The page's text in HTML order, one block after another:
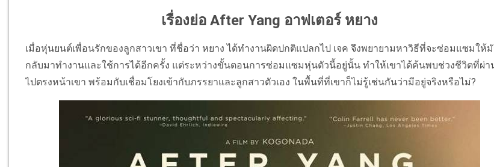
เรื่องย่อ After Yang อาฟเตอร์ หยาง
เมื่อหุ่นยนต์เพื่อนรักของลูกสาวเขา ที่ชื่อว่า หยาง ได้ทำงานผิดปกติแปลกไป เจค จึงพยายามหาวิธีที่จะซ่อมแซมให้
กลับมาทำงานและใช้การได้อีกครั้ง แต่ระหว่างขั้นตอนการซ่อมแซมหุ่นตัวนี้อยู่นั้น ทำให้เขาได้ค้นพบช่วงชีวิตที่ผ่
ไปตรงหน้าเขา พร้อมกับเชื่อมโยงเข้ากับภรรยาและลูกสาวตัวเอง ในพื้นที่ที่เขาก็ไม่รู้เช่นกันว่ามีอยู่จริงหรือไม่?